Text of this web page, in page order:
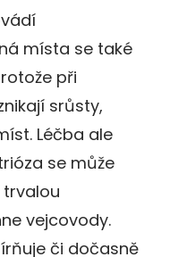
místa se také
při
srůsty,
Léčba ale
se může
vejcovody.
či dočasně